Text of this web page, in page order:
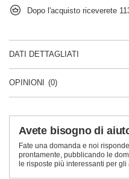
Dopo l'acquisto riceverete
DATI DETTAGLIATI
OPINIONI (0)
Avete bisogno di
Fate una domanda e noi
prontamente, pubblicando le
le risposte più interessanti per gli